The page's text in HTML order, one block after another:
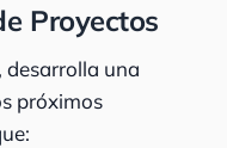
Proyectos
desarrolla una
próximos